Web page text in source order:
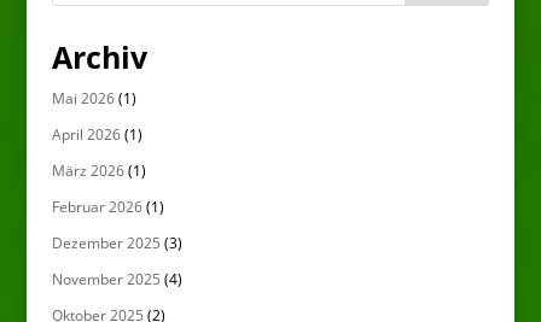
Archiv
Mai 2026(1)
April 2026(1)
März 2026(1)
Februar 2026(1)
Dezember 2025 (3)
November 2025 (4)
Oktober 2025 (2)